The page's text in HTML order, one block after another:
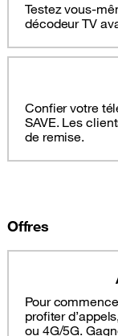
Testez vous-
décodeur TV
Confier votre
SAVE. Les
de remise.
Offres
Pour
profiter
ou 4G/5G.